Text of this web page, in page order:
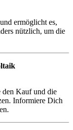
ermöglicht es,
nützlich, um die
den Kauf und die
Informiere Dich